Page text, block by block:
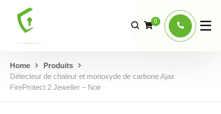
0
Home
Produits
Détecteur de chaleur et monoxyde de carbone Ajax
FireProtect 2 Jeweller – Noir